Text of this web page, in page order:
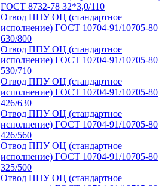
ГОСТ 8732-78 32*3,0/110
Отвод ППУ ОЦ (стандартное
исполнение) ГОСТ 10704-91/10705-80
630/800
Отвод ППУ ОЦ (стандартное
исполнение) ГОСТ 10704-91/10705-80
530/710
Отвод ППУ ОЦ (стандартное
исполнение) ГОСТ 10704-91/10705-80
426/630
Отвод ППУ ОЦ (стандартное
исполнение) ГОСТ 10704-91/10705-80
426/560
Отвод ППУ ОЦ (стандартное
исполнение) ГОСТ 10704-91/10705-80
325/500
Отвод ППУ ОЦ (стандартное